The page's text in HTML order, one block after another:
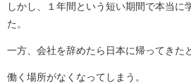
しかし、１年間という短い期間で本当に
た。
一方、会社を辞めたら日本に帰ってきた
働く場所がなくなってしまう。